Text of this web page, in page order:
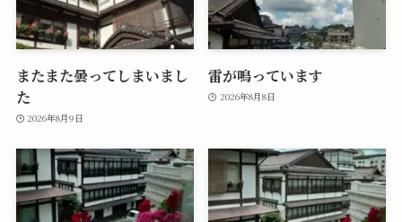
またまた曇ってしまいまし
た
2026年8月9日
雷が鳴っています
2026年8月8日